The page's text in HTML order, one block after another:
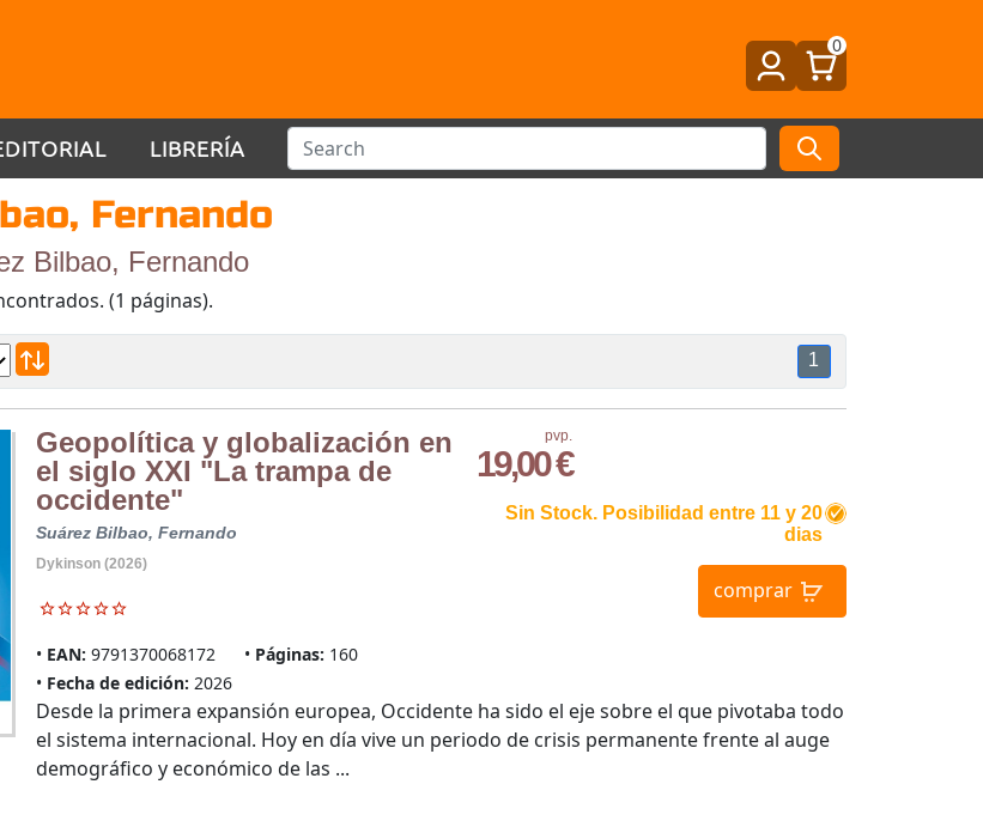
0
LIBRERÍA
Fernando
Bilbao, Fernando
(1 páginas).
1
Geopolítica y globalización en
el siglo XXI "La trampa de
occidente"
Suárez Bilbao, Fernando
Dykinson (2026)
EAN: 9791370068172 Páginas: 160
Fecha de edición: 2026
pvp.
19,00 €
Sin Stock. Posibilidad entre 11 y 20
dias
comprar
Desde la primera expansión europea, Occidente ha sido el eje sobre el que pivotaba todo
el sistema internacional. Hoy en día vive un periodo de crisis permanente frente al auge
demográfico y económico de las ...